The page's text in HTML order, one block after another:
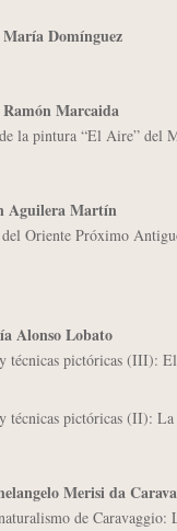
María Domínguez
Ramón Marcaida
la pintura “El Aire” del
Aguilera Martín
Oriente Próximo
Alonso Lobato
técnicas pictóricas (III):
técnicas pictóricas (II):
Merisi da
de Caravaggio: